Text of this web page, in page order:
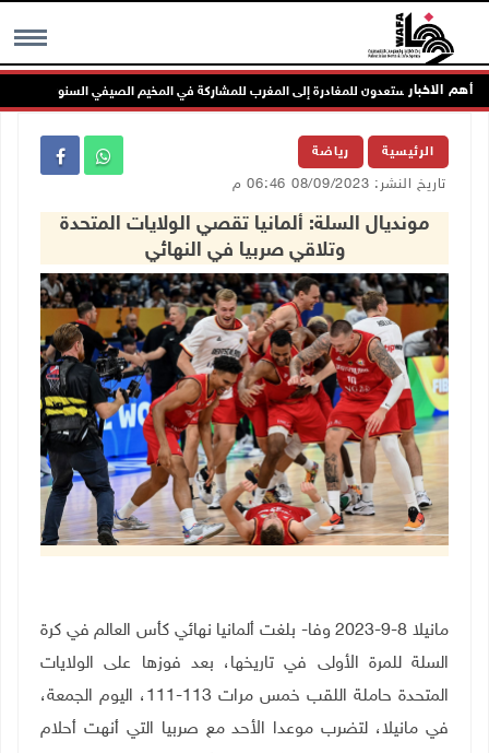
MENU أهم الاخبار
الرئيسية رياضة
تاريخ النشر: 08/09/2023 06:46 م
مونديال السلة: ألمانيا تقصي الولايات المتحدة
وتلاقي صربيا في النهائي
مانيلا 8-9-2023 وفا- بلغت ألمانيا نهائي كأس العالم في كرة
السلة للمرة الأولى في تاريخها، بعد فوزها على الولايات
المتحدة حاملة اللقب خمس مرات 113-111، اليوم الجمعة،
في مانيلا، لتضرب موعدا الأحد مع صربيا التي أنهت أحلام